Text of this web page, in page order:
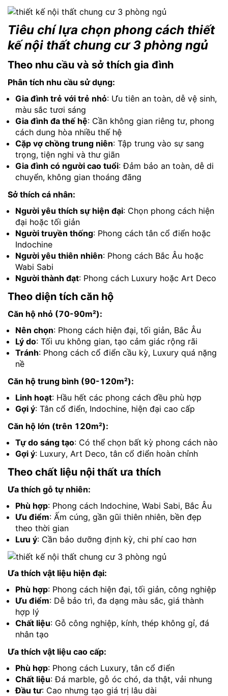
Tiêu chí lựa chọn phong cách thiết
kế nội thất chung cư 3 phòng ngủ
Theo nhu cầu và sở thích gia đình
Phân tích nhu cầu sử dụng:
Gia đình trẻ với trẻ nhỏ: Ưu tiên an toàn, dễ vệ sinh,
màu sắc tươi sáng
Gia đình đa thế hệ: Cần không gian riêng tư, phong
cách dung hòa nhiều thế hệ
Cặp vợ chồng trung niên: Tập trung vào sự sang
trọng, tiện nghi và thư giãn
Gia đình có người cao tuổi: Đảm bảo an toàn, dễ di
chuyển, không gian thoáng đãng
Sở thích cá nhân:
Người yêu thích sự hiện đại: Chọn phong cách hiện
đại hoặc tối giản
Người truyền thống: Phong cách tân cổ điển hoặc
Indochine
Người yêu thiên nhiên: Phong cách Bắc Âu hoặc
Wabi Sabi
Người thành đạt: Phong cách Luxury hoặc Art Deco
Theo diện tích căn hộ
Căn hộ nhỏ (70-90m²):
Nên chọn: Phong cách hiện đại, tối giản, Bắc Âu
Lý do: Tối ưu không gian, tạo cảm giác rộng rãi
Tránh: Phong cách cổ điển cầu kỳ, Luxury quá nặng
nề
Căn hộ trung bình (90-120m²):
Linh hoạt: Hầu hết các phong cách đều phù hợp
Gợi ý: Tân cổ điển, Indochine, hiện đại cao cấp
Căn hộ lớn (trên 120m²):
Tự do sáng tạo: Có thể chọn bất kỳ phong cách nào
Gợi ý: Luxury, Art Deco, tân cổ điển hoàn chỉnh
Theo chất liệu nội thất ưa thích
Ưa thích gỗ tự nhiên:
Phù hợp: Phong cách Indochine, Wabi Sabi, Bắc Âu
Ưu điểm: Ấm cúng, gần gũi thiên nhiên, bền đẹp
theo thời gian
Lưu ý: Cần bảo dưỡng định kỳ, chi phí cao hơn
Ưa thích vật liệu hiện đại:
Phù hợp: Phong cách hiện đại, tối giản, công nghiệp
Ưu điểm: Dễ bảo trì, đa dạng màu sắc, giá thành
hợp lý
Chất liệu: Gỗ công nghiệp, kính, thép không gỉ, đá
nhân tạo
Ưa thích vật liệu cao cấp:
Phù hợp: Phong cách Luxury, tân cổ điển
Chất liệu: Đá marble, gỗ óc chó, da thật, vải nhung
Đầu tư: Cao nhưng tạo giá trị lâu dài